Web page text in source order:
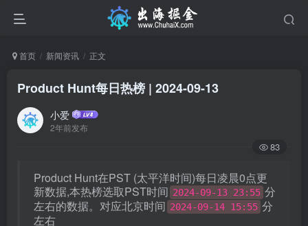
首页 新闻资讯 正文
Product Hunt每日热榜 | 2024-09-13
小爱
2年前发布
83
Product Hunt在PST (太平洋时间)每日凌晨0点更
新数据,本热榜选取PST时间 2024-09-13 23:55 分
左右的数据。对应北京时间 2024-09-14 15:55 分
左右